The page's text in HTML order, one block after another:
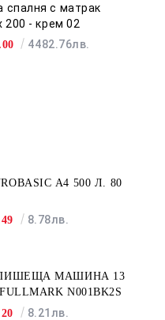
спалня с матрак
200 - крем 02
4482.76лв.
А4 500 Л. 80
8.78лв.
МАШИНА 13
N001BK2S
8.21лв.